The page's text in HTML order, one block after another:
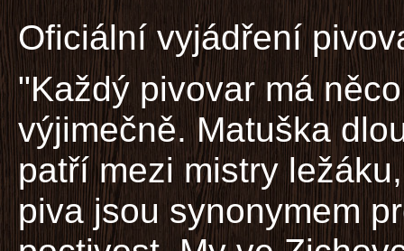
Oficiální vyjádření
"Každý pivovar má
výjimečně. Matuška
patří mezi mistry
piva jsou synonymem